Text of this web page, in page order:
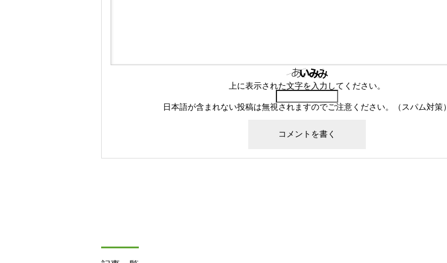
上に表示された文字を入力してください。
日本語が含まれない投稿は無視されますのでご注意ください。（スパム対策）